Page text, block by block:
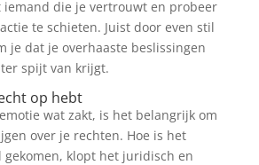
iemand die je vertrouwt en probeer
te schieten. Juist door even stil
je dat je overhaaste beslissingen
spijt van krijgt.
op hebt
wat zakt, is het belangrijk om
over je rechten. Hoe is het
gekomen, klopt het juridisch en